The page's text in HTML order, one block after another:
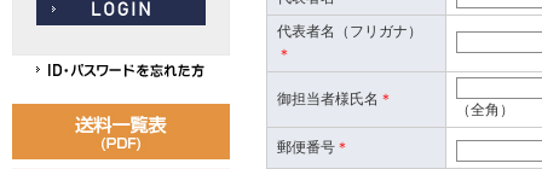
代表者名（フリガナ）
＊
御担当者様氏名 ＊
（全角）
郵便番号 ＊